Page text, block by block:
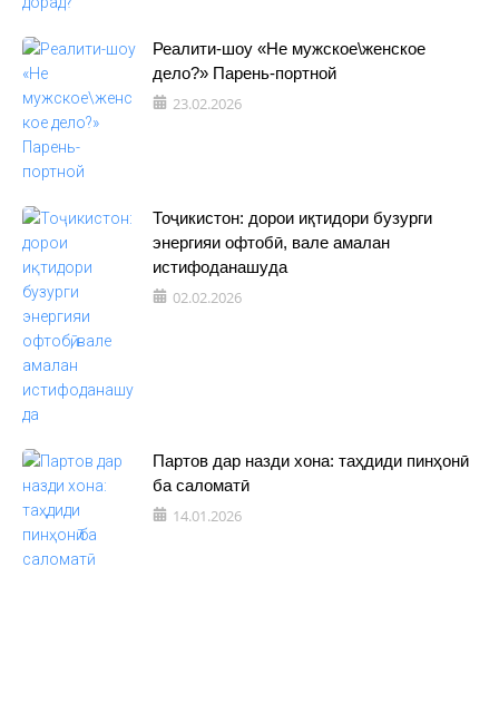
Реалити-шоу «Не мужское\женское
дело?» Парень-портной
23.02.2026
Тоҷикистон: дорои иқтидори бузурги
энергияи офтобӣ, вале амалан
истифоданашуда
02.02.2026
Партов дар назди хона: таҳдиди пинҳонӣ
ба саломатӣ
14.01.2026